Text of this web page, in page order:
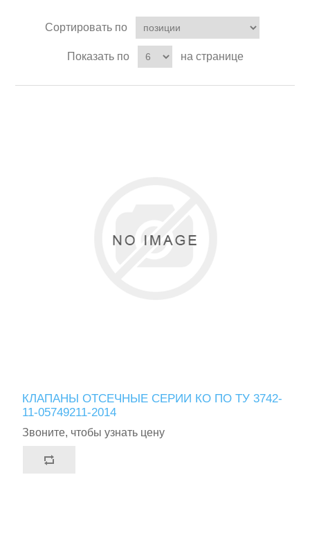
Сортировать по
Показать по на странице
КЛАПАНЫ ОТСЕЧНЫЕ СЕРИИ КО ПО ТУ 3742-
11-05749211-2014
Звоните, чтобы узнать цену